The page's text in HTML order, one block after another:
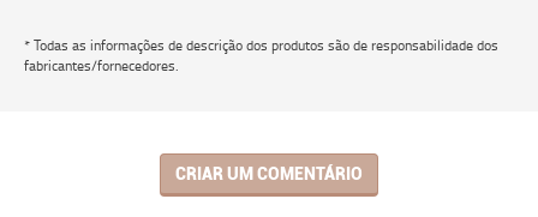
* Todas as informações de descrição dos produtos são de responsabilidade dos
fabricantes/fornecedores.
CRIAR UM COMENTÁRIO